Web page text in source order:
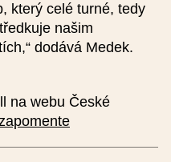
který celé turné, tedy
našim
dodává Medek.
na webu České